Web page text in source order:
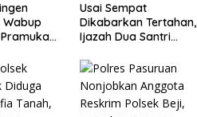
Wabup
Usai Sempat
Dikabarkan Tertahan,
Ijazah Dua Santri
Secara Cuma-cuma